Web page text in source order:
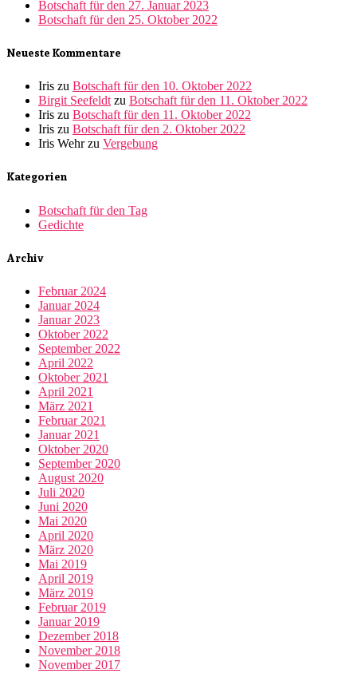
Botschaft für den 27. Januar 2023
Botschaft für den 25. Oktober 2022
Neueste Kommentare
Iris zu Botschaft für den 10. Oktober 2022
Birgit Seefeldt zu Botschaft für den 11. Oktober 2022
Iris zu Botschaft für den 11. Oktober 2022
Iris zu Botschaft für den 2. Oktober 2022
Iris Wehrzu Vergebung
Kategorien
Botschaft für den Tag
Gedichte
Archiv
Februar 2024
Januar 2024
Januar 2023
Oktober 2022
September 2022
April 2022
Oktober 2021
April 2021
März 2021
Februar 2021
Januar 2021
Oktober 2020
September 2020
August 2020
Juli 2020
Juni 2020
Mai 2020
April 2020
März 2020
Mai 2019
April 2019
März 2019
Februar 2019
Januar 2019
Dezember 2018
November 2018
November 2017